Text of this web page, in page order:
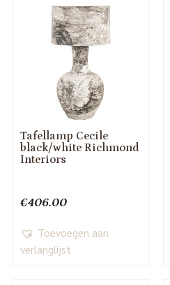
Tafellamp Cecile
black/white Richmond
Interiors
€406.00
Toevoegen aan
verlanglijst